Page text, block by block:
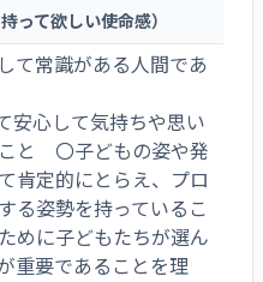
って欲しい使命感）
て常識がある人間であ
安心して気持ちや思い
と 〇子どもの姿や発
肯定的にとらえ、プロ
る姿勢を持っているこ
めに子どもたちが選ん
重要であることを理